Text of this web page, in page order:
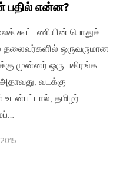
பதில் என்ன?
கூட்டணியின் பொதுச்
தலைவர்களில் ஒருவருமான
முன்னர் ஒரு பகிரங்க
வடக்கு
தமிழர்